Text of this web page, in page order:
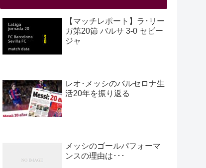
【マッチレポート】ラ･リー
ガ第20節 バルサ 3-0 セビー
ジャ
レオ･メッシのバルセロナ生
活20年を振り返る
メッシのゴールパフォーマ
ンスの理由は･･･